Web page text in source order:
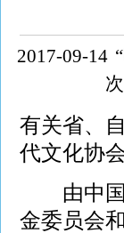
2017-09-14
次
有关省、
代文化协
由中国
金委员会